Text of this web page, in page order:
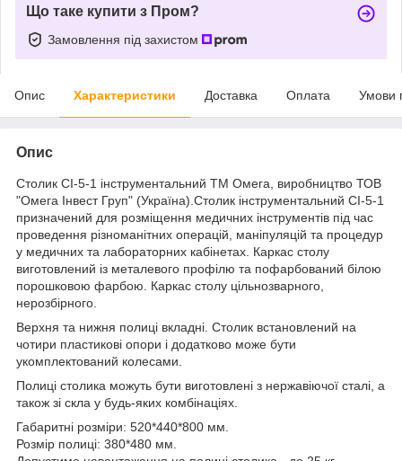
Що таке купити з Пром?
Замовлення під захистом
Опис Характеристики Доставка Оплата Умови
Опис
Столик СІ-5-1 інструментальний ТМ Омега, виробництво ТОВ
"Омега Інвест Груп" (Україна).Столик інструментальний СІ-5-1
призначений для розміщення медичних інструментів під час
проведення різноманітних операцій, маніпуляцій та процедур
у медичних та лабораторних кабінетах. Каркас столу
виготовлений із металевого профілю та пофарбований білою
порошковою фарбою. Каркас столу цільнозварного,
нерозбірного.
Верхня та нижня полиці вкладні. Столик встановлений на
чотири пластикові опори і додатково може бути
укомплектований колесами.
Полиці столика можуть бути виготовлені з нержавіючої сталі, а
також зі скла у будь-яких комбінаціях.
Габаритні розміри: 520*440*800 мм.
Розмір полиці: 380*480 мм.